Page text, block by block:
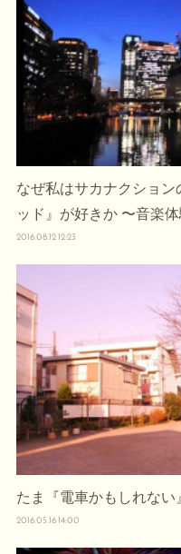
なぜ私はサカナクショ
ッド』が好きか 〜音楽
2016.08.12 12:23
たま『電車かもしれな
2016.05.16 14:00